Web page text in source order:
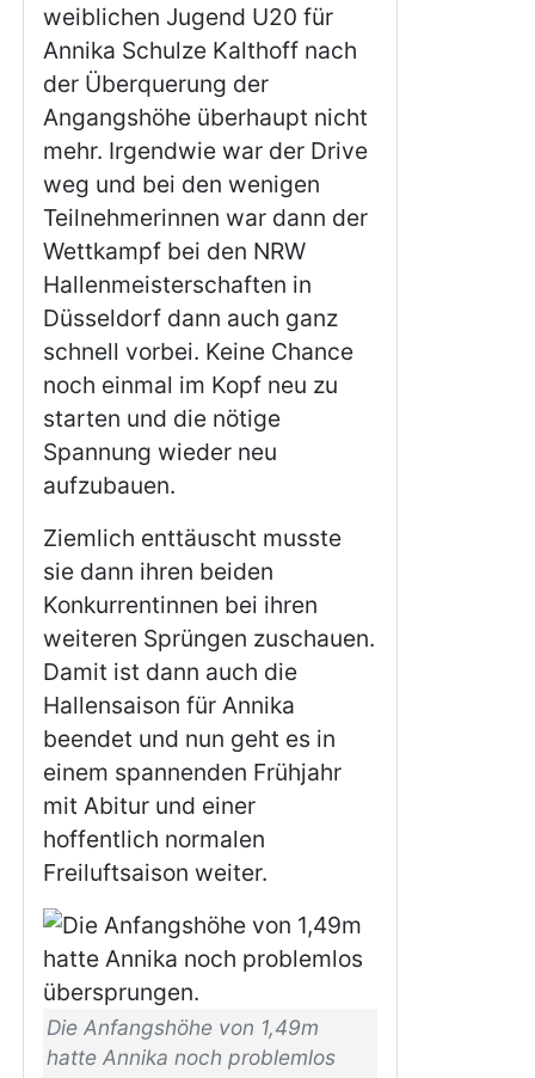
weiblichen Jugend U20 für
Annika Schulze Kalthoff nach
der Überquerung der
Angangshöhe überhaupt nicht
mehr. Irgendwie war der Drive
weg und bei den wenigen
Teilnehmerinnen war dann der
Wettkampf bei den NRW
Hallenmeisterschaften in
Düsseldorf dann auch ganz
schnell vorbei. Keine Chance
noch einmal im Kopf neu zu
starten und die nötige
Spannung wieder neu
aufzubauen.
Ziemlich enttäuscht musste
sie dann ihren beiden
Konkurrentinnen bei ihren
weiteren Sprüngen zuschauen.
Damit ist dann auch die
Hallensaison für Annika
beendet und nun geht es in
einem spannenden Frühjahr
mit Abitur und einer
hoffentlich normalen
Freiluftsaison weiter.
Die Anfangshöhe von 1,49m
hatte Annika noch problemlos